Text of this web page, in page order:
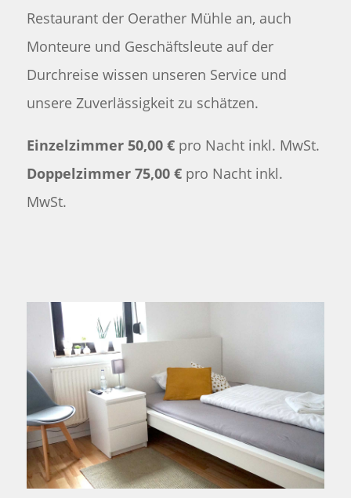
Restaurant der Oerather Mühle an, auch
Monteure und Geschäftsleute auf der
Durchreise wissen unseren Service und
unsere Zuverlässigkeit zu schätzen.
Einzelzimmer 50,00 €pro Nacht inkl. MwSt.
Doppelzimmer 75,00 €pro Nacht inkl.
MwSt.